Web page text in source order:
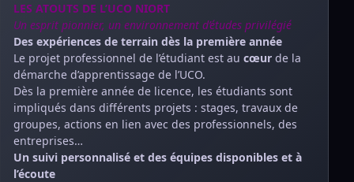
LES ATOUTS DE L’UCO NIORT
Un esprit pionnier, un environnement d’études privilégié
Des expériences de terrain dès la première année
Le projet professionnel de l’étudiant est au cœur de la
démarche d’apprentissage de l’UCO.
Dès la première année de licence, les étudiants sont
impliqués dans différents projets : stages, travaux de
groupes, actions en lien avec des professionnels, des
entreprises…
Un suivi personnalisé et des équipes disponibles et à
l’écoute